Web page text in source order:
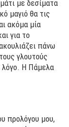
με δεσίματα
μαγιό θα τις
ακόμα μία
για το
πάνω
γλουτούς
λόγο. Η Πάμελα
προλόγου μου,